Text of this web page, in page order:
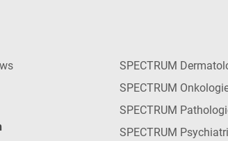
SPECTRUM
SPECTRUM
SPECTRUM
SPECTRUM